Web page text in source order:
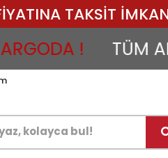
TAKSİT
! TÜM